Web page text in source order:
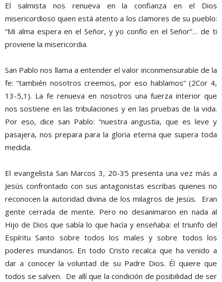
El salmista nos renueva en la confianza en el Dios
misericordioso quien está atento a los clamores de su pueblo:
“Mi alma espera en el Señor, y yo confío en el Señor”… de ti
proviene la misericordia.
San Pablo nos llama a entender el valor inconmensurable de la
fe: “también nosotros creemos, por eso hablamos” (2Cor 4,
13-5,1). La fe renueva en nosotros una fuerza interior que
nos sostiene en las tribulaciones y en las pruebas de la vida.
Por eso, dice san Pablo: “nuestra angustia, que es leve y
pasajera, nos prepara para la gloria eterna que supera toda
medida.
El evangelista San Marcos 3, 20-35 presenta una vez más a
Jesús confrontado con sus antagonistas escribas quienes no
reconocen la autoridad divina de los milagros de Jesús. Eran
gente cerrada de mente. Pero no desanimaron en nada al
Hijo de Dios que sabía lo que hacía y enseñaba: el triunfo del
Espíritu Santo sobre todos los males y sobre todos los
poderes mundanos. En todo Cristo recalca que ha venido a
dar a conocer la voluntad de su Padre Dios. Él quiere que
todos se salven. De allí que la condición de posibilidad de ser